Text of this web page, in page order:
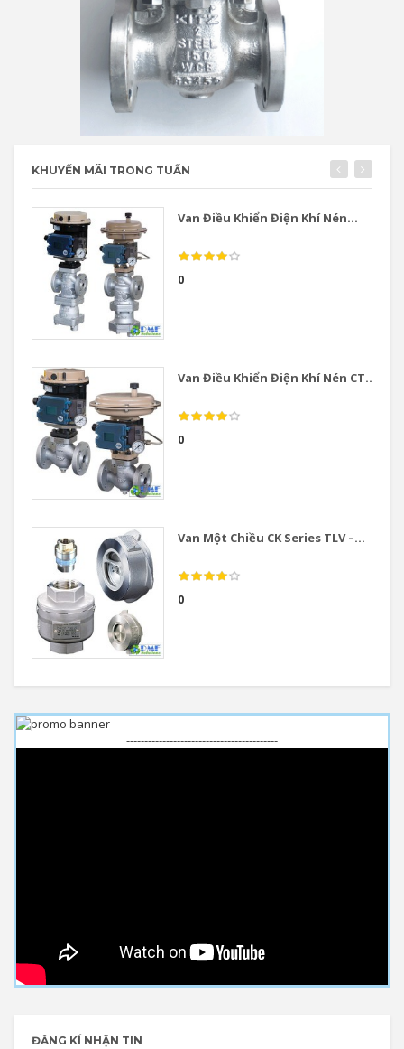
KHUYẾN MÃI TRONG TUẦN
Van Điều Khiển Điện Khí Nén...
0
Van Điều Khiển Điện Khí Nén CT...
0
Van Một Chiều CK Series TLV –...
0
------------------------------------------
ĐĂNG KÍ NHẬN TIN